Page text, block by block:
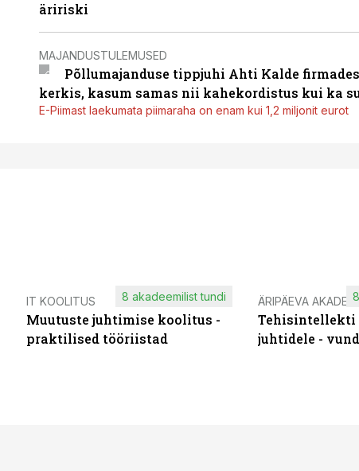
äririski
MAJANDUSTULEMUSED
Põllumajanduse tippjuhi Ahti Kalde
kerkis, kasum samas nii kahekordistus kui ka
E-Piimast laekumata piimaraha on enam kui 1,2 miljonit eurot
IT KOOLITUS
Muutuste juhtimise koolitus -
praktilised tööriistad
8 akadeemilist tundi ÄRIPÄEVA
juhtidele -